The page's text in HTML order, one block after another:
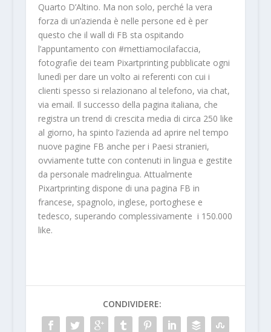
Quarto D’Altino. Ma non solo, perché la vera
forza di un’azienda è nelle persone ed è per
questo che il wall di FB sta ospitando
l’appuntamento con #mettiamocilafaccia,
fotografie dei team Pixartprinting pubblicate ogni
lunedì per dare un volto ai referenti con cui i
clienti spesso si relazionano al telefono, via chat,
via email. Il successo della pagina italiana, che
registra un trend di crescita media di circa 250 like
al giorno, ha spinto l’azienda ad aprire nel tempo
nuove pagine FB anche per i Paesi stranieri,
ovviamente tutte con contenuti in lingua e gestite
da personale madrelingua. Attualmente
Pixartprinting dispone di una pagina FB in
francese, spagnolo, inglese, portoghese e
tedesco, superando complessivamente i 150.000
like.
CONDIVIDERE: